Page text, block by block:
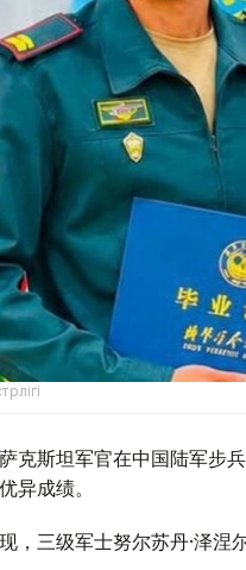
克斯坦军官在中国陆军步
异成绩。
，三级军士努尔苏丹·泽